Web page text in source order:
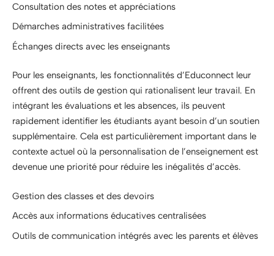
Consultation des notes et appréciations
Démarches administratives facilitées
Échanges directs avec les enseignants
Pour les enseignants, les fonctionnalités d’Educonnect leur
offrent des outils de gestion qui rationalisent leur travail. En
intégrant les évaluations et les absences, ils peuvent
rapidement identifier les étudiants ayant besoin d’un soutien
supplémentaire. Cela est particulièrement important dans le
contexte actuel où la personnalisation de l’enseignement est
devenue une priorité pour réduire les inégalités d’accès.
Gestion des classes et des devoirs
Accès aux informations éducatives centralisées
Outils de communication intégrés avec les parents et élèves